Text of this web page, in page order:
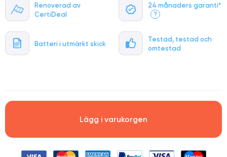
Renoverad av
CertiDeal
24 månaders garanti*
?
Batteri i utmärkt skick
Testad, testad och
omtestad
Lägg i varukorgen